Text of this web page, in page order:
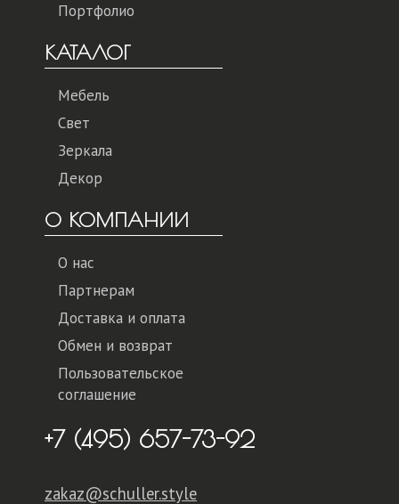
Портфолио
КАТАЛОГ
Мебель
Свет
Зеркала
Декор
О КОМПАНИИ
О нас
Партнерам
Доставка и оплата
Обмен и возврат
Пользовательское
соглашение
+7 (495) 657-73-92
zakaz@schuller.style